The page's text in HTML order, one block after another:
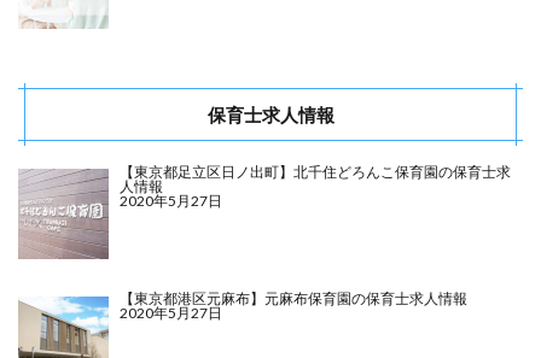
保育士求人情報
【東京都足立区日ノ出町】北千住どろんこ保育園の保育士求
人情報
2020年5月27日
【東京都港区元麻布】元麻布保育園の保育士求人情報
2020年5月27日